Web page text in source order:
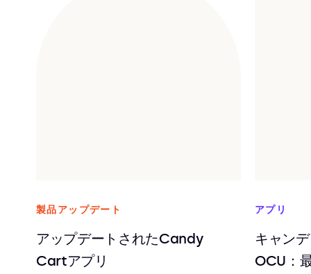
製品アップデート
アップデートされたCandy
Cartアプリ
アプリ
キャン
OCU：